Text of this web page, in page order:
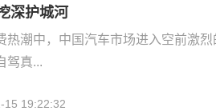
深护城河
热潮中，中国汽车市场进入空前激
驾真...
15 19:22:32